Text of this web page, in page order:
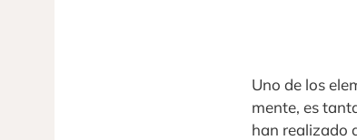
Uno de los
mente, es
han realizado